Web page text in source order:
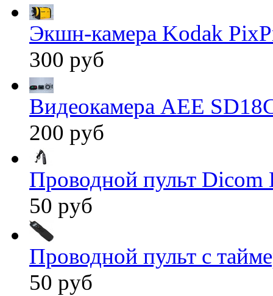
Экшн-камера Kodak
300 руб
Видеокамера AEE
200 руб
Проводной пульт
50 руб
Проводной пульт с
50 руб